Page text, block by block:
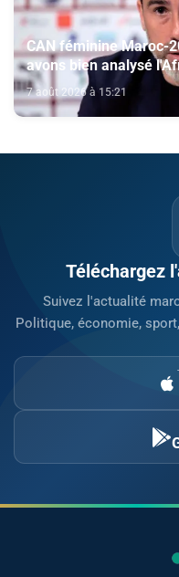
CAN féminine Maroc-
avons bien analysé
chercher la victoire"
7 août 2026 à 15:21
Téléchargez
Suivez l'actualité
Politique, économie,